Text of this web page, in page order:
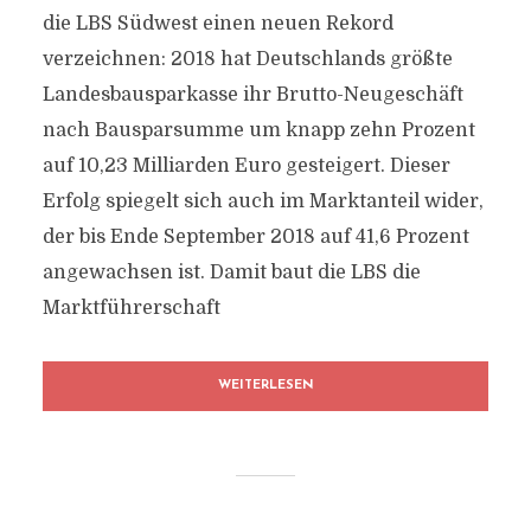
die LBS Südwest einen neuen Rekord
verzeichnen: 2018 hat Deutschlands größte
Landesbausparkasse ihr Brutto-Neugeschäft
nach Bausparsumme um knapp zehn Prozent
auf 10,23 Milliarden Euro gesteigert. Dieser
Erfolg spiegelt sich auch im Marktanteil wider,
der bis Ende September 2018 auf 41,6 Prozent
angewachsen ist. Damit baut die LBS die
Marktführerschaft
WEITERLESEN